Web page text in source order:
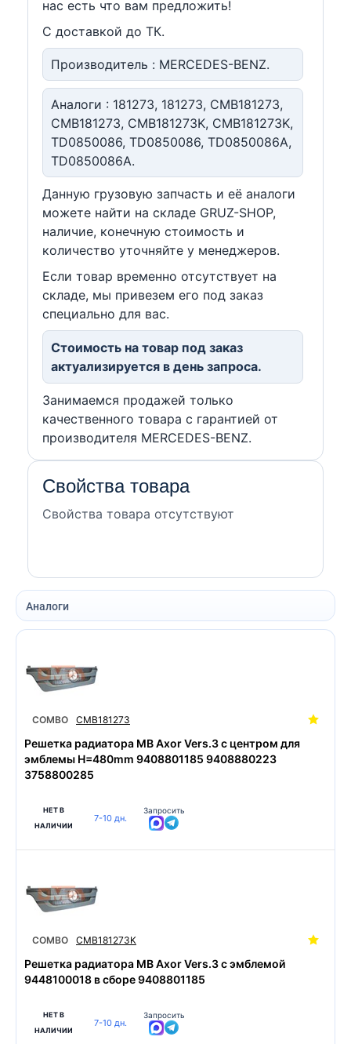
нас есть что вам предложить!
С доставкой до ТК.
Производитель : MERCEDES-BENZ.
Аналоги : 181273, 181273, CMB181273,
CMB181273, CMB181273K, CMB181273K,
TD0850086, TD0850086, TD0850086A,
TD0850086A.
Данную грузовую запчасть и её аналоги
можете найти на складе GRUZ-SHOP,
наличие, конечную стоимость и
количество уточняйте у менеджеров.
Если товар временно отсутствует на
складе, мы привезем его под заказ
специально для вас.
Стоимость на товар под заказ
актуализируется в день запроса.
Занимаемся продажей только
качественного товара с гарантией от
производителя MERCEDES-BENZ.
Свойства товара
Свойства товара отсутствуют
Аналоги
COMBO CMB181273
Решетка радиатора MB Axor Vers.3 с центром для
эмблемы H=480mm 9408801185 9408880223
3758800285
НЕТ В
НАЛИЧИИ
7-10 дн.
Запросить
COMBO CMB181273K
Решетка радиатора MB Axor Vers.3 с эмблемой
9448100018 в сборе 9408801185
НЕТ В
НАЛИЧИИ
7-10 дн.
Запросить